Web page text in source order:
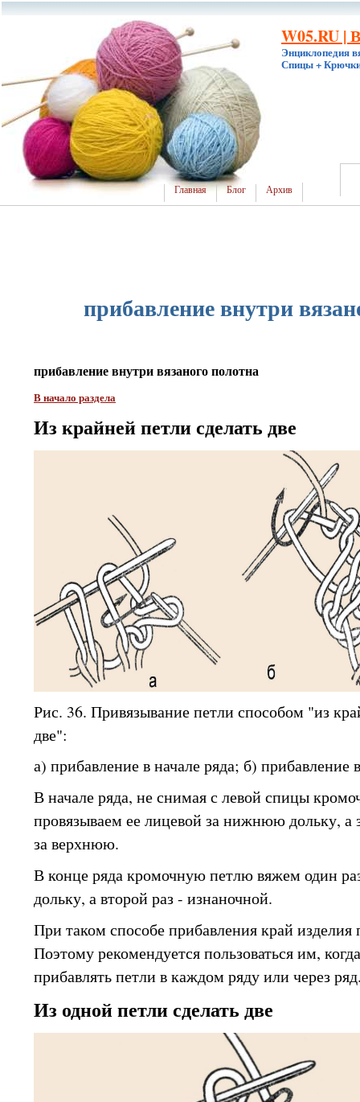
W05.RU |
Энциклопедия
Спицы +
Главная Блог Архив
прибавление внутри
прибавление внутри вязаного полотна
В начало раздела
Из крайней петли сделать две
Рис. 36. Привязывание петли способом "из
две":
а) прибавление в начале ряда; б) прибавление
В начале ряда, не снимая с левой спицы
провязываем ее лицевой за нижнюю дольку, а
за верхнюю.
В конце ряда кромочную петлю вяжем один
дольку, а второй раз - изнаночной.
При таком способе прибавления край изделия
Поэтому рекомендуется пользоваться им,
прибавлять петли в каждом ряду или через
Из одной петли сделать две